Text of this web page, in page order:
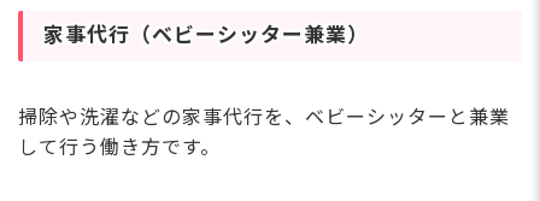
家事代行（ベビーシッター兼業）
掃除や洗濯などの家事代行を、ベビーシッターと兼業
して行う働き方です。